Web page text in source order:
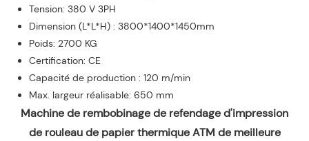
Tension: 380 V 3PH
Dimension (L*L*H) : 3800*1400*1450mm
Poids: 2700 KG
Certification: CE
Capacité de production : 120 m/min
Max. largeur réalisable: 650 mm
Machine de rembobinage de refendage d'impression
de rouleau de papier thermique ATM de meilleure